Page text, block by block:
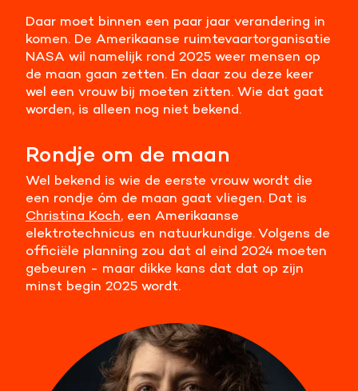
Daar moet binnen een paar jaar verandering in
komen. De Amerikaanse ruimtevaartorganisatie
NASA wil namelijk rond 2025 weer mensen op
de maan gaan zetten. En daar zou deze keer
wel een vrouw bij moeten zitten. Wie dat gaat
worden, is alleen nog niet bekend.
Rondje om de maan
Wel bekend is wie de eerste vrouw wordt die
een rondje óm de maan gaat vliegen. Dat is
Christina Koch, een Amerikaanse
elektrotechnicus en natuurkundige. Volgens de
officiële planning zou dat al eind 2024 moeten
gebeuren - maar dikke kans dat dat op zijn
minst begin 2025 wordt.
Voorkeuren opslaan